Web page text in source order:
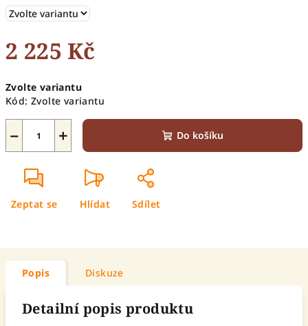
2 225 Kč
cena:
Zvolte variantu
Kód: Zvolte variantu
+
− Do košíku
Zeptat se Hlídat Sdílet
Popis Diskuze
Detailní popis produktu